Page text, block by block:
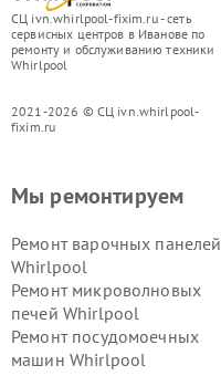
СЦ ivn.whirlpool-fixim.ru - сеть
сервисных центров в Иванове по
ремонту и обслуживанию техники
Whirlpool
2021-2026 © СЦ ivn.whirlpool-
fixim.ru
Мы ремонтируем
Ремонт варочных панелей
Whirlpool
Ремонт микроволновых
печей Whirlpool
Ремонт посудомоечных
машин Whirlpool